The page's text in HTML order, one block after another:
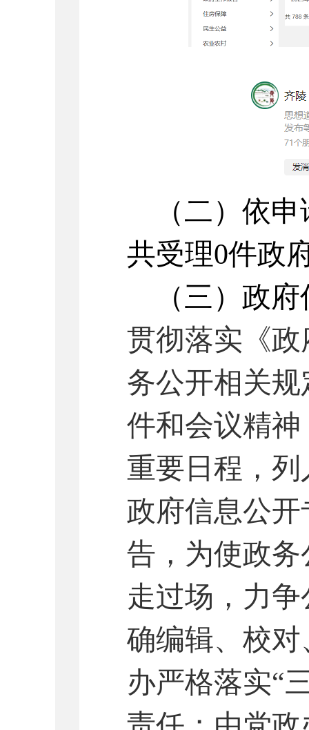
（二） 依申
共受理0件政
（三） 政府
贯彻落实《
务公开相关规
件和会议精
重要日程，
政府信息公
告，为使政
走过场，力
确编辑、校
办严格落实“